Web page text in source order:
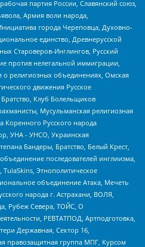
партия России, Славянский союз,
Армия воли народа,
города Череповца, Духовно-
единство, Древнерусской
Староверов-Инглингов, Русский
против нелегальной иммиграции,
о религиозных объединениях, Омская
движения Русское
Клуб Болельщиков
Мусульманская религиозная
Русского народа
УНА - УНСО, Украинская
Бандеры, Братство, Белый Крест,
последователей инглиизма,
Этнополитическое
объединение Атака, Мечеть
народа г. Астрахани, ВОЛЯ,
Рубеж Севера, ТОЙС, О
РЕВТАТПОД, Артподготовка,
Державная, Сектор 16,
правозащитная группа МПГ, Курсом